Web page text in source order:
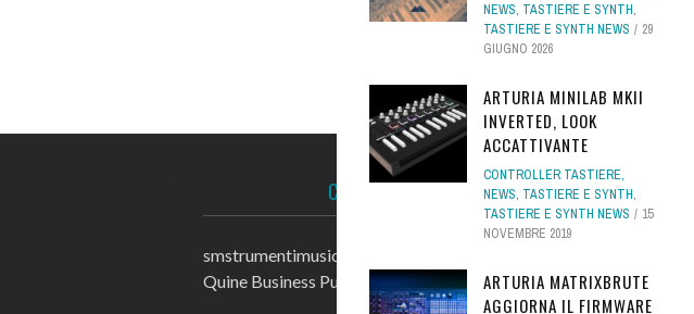
NEWS, TASTIERE E SYNTH,
TASTIERE E SYNTH NEWS
29
GIUGNO 2026
ARTURIA MINILAB MKII
INVERTED, LOOK
ACCATTIVANTE
CONTROLLER TASTIERE,
NEWS, TASTIERE E SYNTH,
TASTIERE E SYNTH NEWS
15
NOVEMBRE 2019
ARTURIA MATRIXBRUTE
AGGIORNA IL FIRMWARE
CONTATTACI
smstrumentimusicali.it
Quine Business Publisher